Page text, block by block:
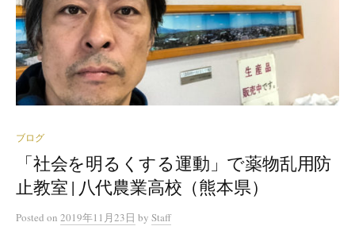
ブログ
「社会を明るくする運動」で薬物乱用防
止教室 | 八代農業高校（熊本県）
Posted on 2019年11月23日 by Staff